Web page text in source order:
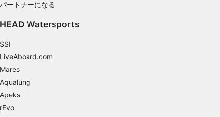
パートナーになる
HEAD Watersports
SSI
LiveAboard.com
Mares
Aqualung
Apeks
rEvo
IAB特集：
正確な位置情報データを利用する
IAB以外の処理目的：
必要